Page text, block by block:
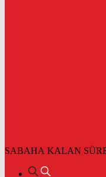
SABAHA KALAN